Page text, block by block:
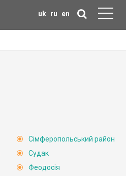
uk ru en
Сімферопольський район
Судак
Феодосія